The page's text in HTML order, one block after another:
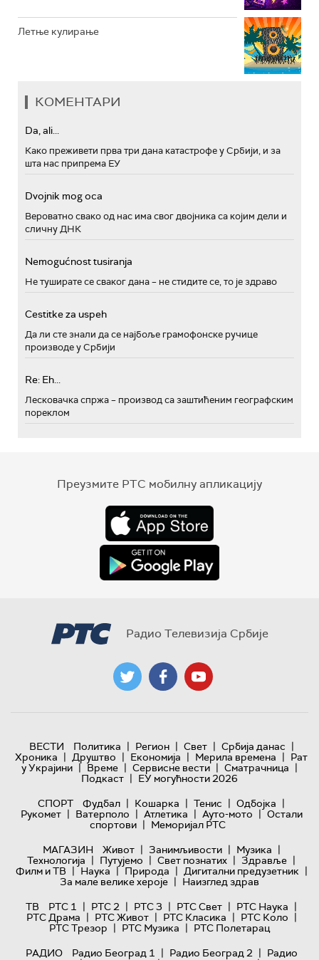
Летње кулирање
КОМЕНТАРИ
Da, ali...
Како преживети прва три дана катастрофе у Србији, и за
шта нас припрема ЕУ
Dvojnik mog oca
Вероватно свако од нас има свог двојника са којим дели и
сличну ДНК
Nemogućnost tusiranja
Не туширате се сваког дана – не стидите се, то је здраво
Cestitke za uspeh
Да ли сте знали да се најбоље грамофонске ручице
производе у Србији
Re: Eh...
Лесковачка спржа – производ са заштићеним географским
пореклом
Преузмите РТС мобилну апликацију
Радио Телевизија Србије
ВЕСТИ Политика | Регион | Свет | Србија данас |
Хроника | Друштво | Економија | Мерила времена | Рат
у Украјини | Време | Сервисне вести | Сматрачница |
Подкаст | ЕУ могућности 2026
СПОРТ
Фудбал | Кошарка | Тенис | Одбојка |
Рукомет | Ватерполо | Атлетика | Ауто-мото | Остали
спортови | Меморијал РТС
МАГАЗИН
Живот | Занимљивости | Музика |
Технологијa | Путујемо | Свет познатих | Здравље |
Филм и ТВ | Наука | Природа | Дигитални предузетник |
За мале велике хероје | Наизглед здрав
ТВ
РТС 1 | РТС 2 | РТС 3 | РТС Свет | РТС Наука |
РТС Драма | РТС Живот | РТС Класика | РТС Коло |
РТС Трезор | РТС Музика | РТС Полетарац
РАДИО
Радио Београд 1 | Радио Београд 2 | Радио